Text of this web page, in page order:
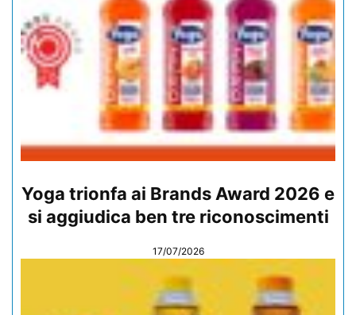
Yoga trionfa ai Brands Award 2026 e
si aggiudica ben tre riconoscimenti
17/07/2026